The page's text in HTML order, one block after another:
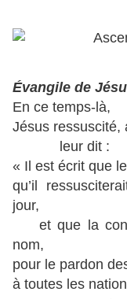
Évangile de
En ce temps-là,
Jésus ressuscité,
leur dit :
« Il est écrit que
qu’il
jour,
et que la
nom,
pour le pardon
à toutes les